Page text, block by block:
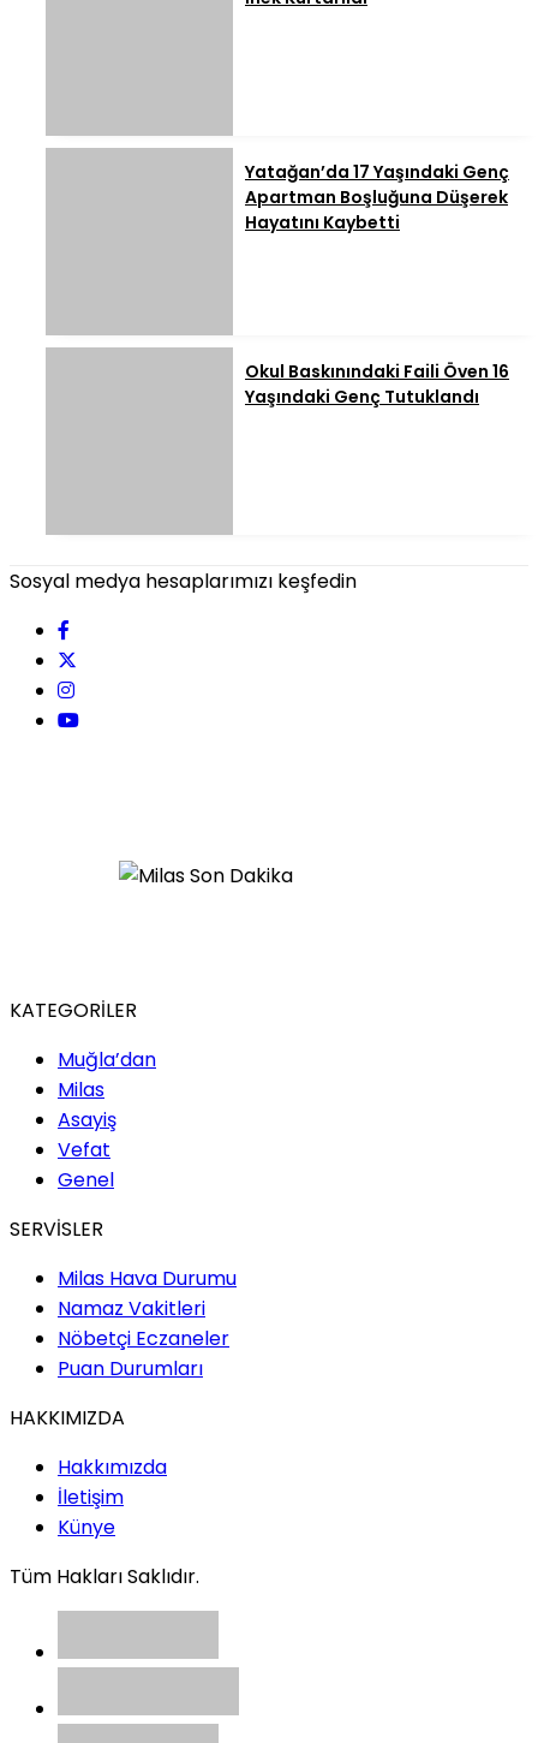
Yatağan’da 17 Yaşındaki Genç
Apartman Boşluğuna Düşerek
Hayatını Kaybetti
Okul Baskınındaki Faili Öven 16
Yaşındaki Genç Tutuklandı
Sosyal medya hesaplarımızı keşfedin
KATEGORİLER
Muğla’dan
Milas
Asayiş
Vefat
Genel
SERVİSLER
Milas Hava Durumu
Namaz Vakitleri
Nöbetçi Eczaneler
Puan Durumları
HAKKIMIZDA
Hakkımızda
İletişim
Künye
Tüm Hakları Saklıdır.